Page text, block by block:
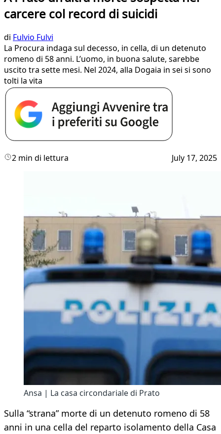
carcere col record di suicidi
di Fulvio Fulvi
La Procura indaga sul decesso, in cella, di un detenuto
romeno di 58 anni. L’uomo, in buona salute, sarebbe
uscito tra sette mesi. Nel 2024, alla Dogaia in sei si sono
tolti la vita
2 min di lettura July 17, 2025
Ansa | La casa circondariale di Prato
Sulla “strana” morte di un detenuto romeno di 58
anni in una cella del reparto isolamento della Casa